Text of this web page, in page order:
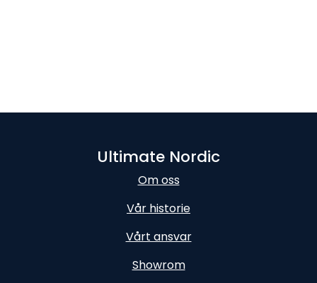
Ultimate Nordic
Om oss
Vår historie
Vårt ansvar
Showrom